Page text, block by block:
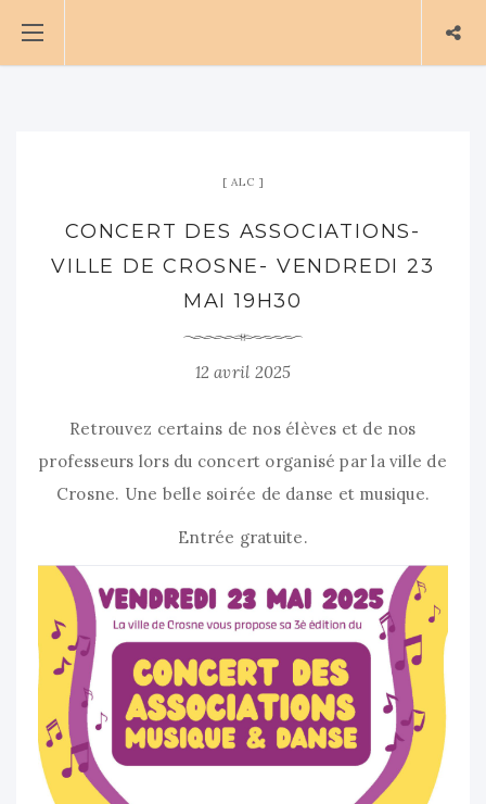
ALC
CONCERT DES ASSOCIATIONS-
VILLE DE CROSNE- VENDREDI 23
MAI 19H30
12 avril 2025
Retrouvez certains de nos élèves et de nos
professeurs lors du concert organisé par la ville de
Crosne. Une belle soirée de danse et musique.
Entrée gratuite.